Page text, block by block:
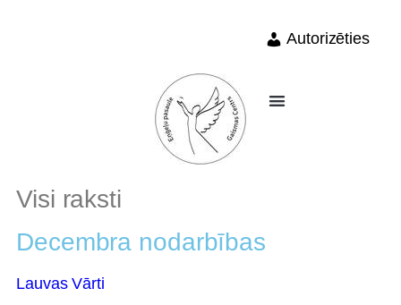
Autorizēties
Visi raksti
Decembra nodarbības
Lauvas Vārti